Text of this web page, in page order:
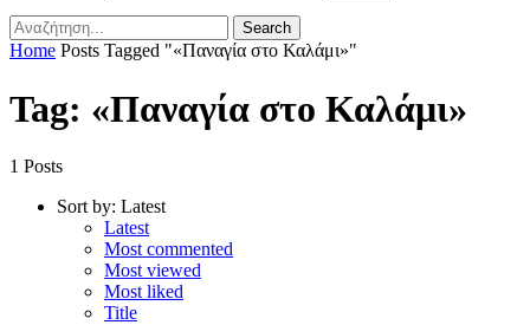
Home Posts Tagged "«Παναγία στο Καλάμι»"
Tag: «Παναγία στο Καλάμι»
1 Posts
Sort by: Latest
Latest
Most commented
Most viewed
Most liked
Title